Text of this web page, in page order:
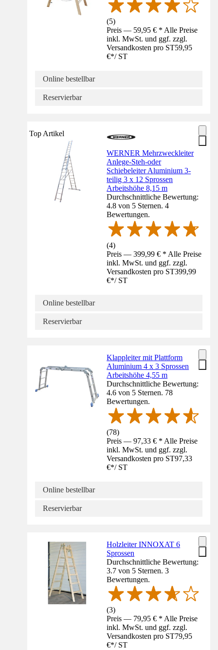
(5)
Preis — 59,95 € * Alle Preise
inkl. MwSt. und ggf. zzgl.
Versandkosten pro ST59,95
€*/ ST
Online bestellbar
Reservierbar
Top Artikel
WERNER Mehrzweckleiter
Anlege-Steh-oder
Schiebeleiter Aluminium 3-
teilig 3 x 12 Sprossen
Arbeitshöhe 8,15 m
Durchschnittliche Bewertung:
4.8 von 5 Sternen. 4
Bewertungen.
(4)
Preis — 399,99 € * Alle Preise
inkl. MwSt. und ggf. zzgl.
Versandkosten pro ST399,99
€*/ ST
Online bestellbar
Reservierbar
Klappleiter mit Plattform
Aluminium 4 x 3 Sprossen
Arbeitshöhe 4,55 m
Durchschnittliche Bewertung:
4.6 von 5 Sternen. 78
Bewertungen.
(78)
Preis — 97,33 € * Alle Preise
inkl. MwSt. und ggf. zzgl.
Versandkosten pro ST97,33
€*/ ST
Online bestellbar
Reservierbar
Holzleiter INNOXAT 6
Sprossen
Durchschnittliche Bewertung:
3.7 von 5 Sternen. 3
Bewertungen.
(3)
Preis — 79,95 € * Alle Preise
inkl. MwSt. und ggf. zzgl.
Versandkosten pro ST79,95
€*/ ST